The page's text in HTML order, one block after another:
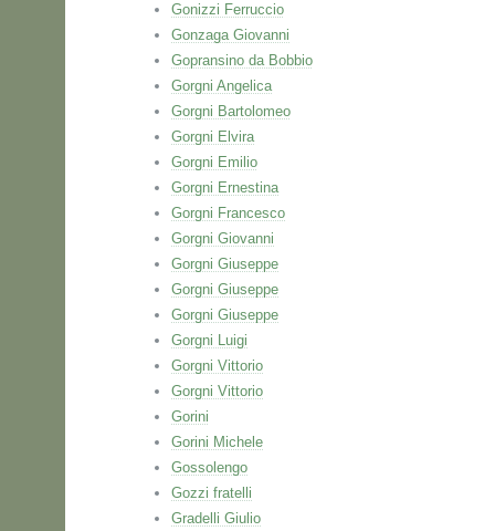
Gonizzi Ferruccio
Gonzaga Giovanni
Gopransino da Bobbio
Gorgni Angelica
Gorgni Bartolomeo
Gorgni Elvira
Gorgni Emilio
Gorgni Ernestina
Gorgni Francesco
Gorgni Giovanni
Gorgni Giuseppe
Gorgni Giuseppe
Gorgni Giuseppe
Gorgni Luigi
Gorgni Vittorio
Gorgni Vittorio
Gorini
Gorini Michele
Gossolengo
Gozzi fratelli
Gradelli Giulio